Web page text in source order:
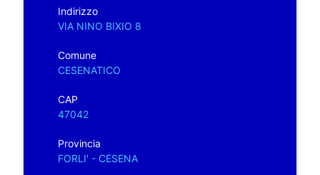
Indirizzo
VIA NINO BIXIO 8
Comune
CESENATICO
CAP
47042
Provincia
FORLI' - CESENA